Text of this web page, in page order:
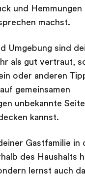
und
machst.
Umgebung sind
als gut vertraut,
oder anderen
gemeinsamen
unbekannte
kannst.
Gastfamilie in
des Haushalts
lernst auch